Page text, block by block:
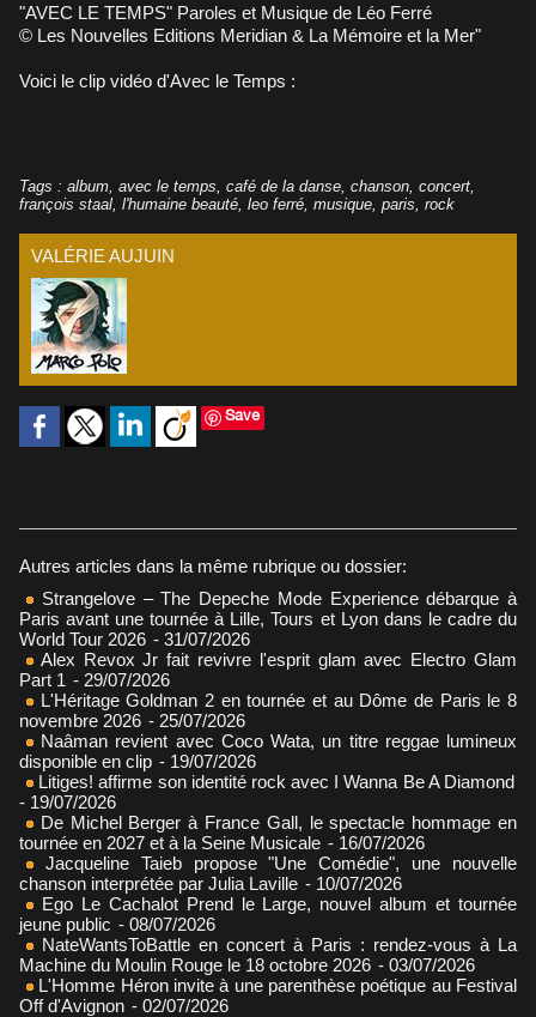
"AVEC LE TEMPS" Paroles et Musique de Léo Ferré
© Les Nouvelles Editions Meridian & La Mémoire et la Mer"
Voici le clip vidéo d'Avec le Temps :
Tags : album avec le temps café de la danse chanson concert
françois staal l'humaine beauté leo ferré musique paris rock
VALÉRIE AUJUIN
Save
Autres articles dans la même rubrique ou dossier:
Strangelove – The Depeche Mode Experience débarque à
Paris avant une tournée à Lille, Tours et Lyon dans le cadre du
World Tour 2026 - 31/07/2026
Alex Revox Jr fait revivre l'esprit glam avec Electro Glam
Part 1 - 29/07/2026
L'Héritage Goldman 2 en tournée et au Dôme de Paris le 8
novembre 2026 - 25/07/2026
Naâman revient avec Coco Wata, un titre reggae lumineux
disponible en clip - 19/07/2026
Litiges! affirme son identité rock avec I Wanna Be A Diamond
- 19/07/2026
De Michel Berger à France Gall, le spectacle hommage en
tournée en 2027 et à la Seine Musicale - 16/07/2026
Jacqueline Taieb propose "Une Comédie", une nouvelle
chanson interprétée par Julia Laville - 10/07/2026
Ego Le Cachalot Prend le Large, nouvel album et tournée
jeune public - 08/07/2026
NateWantsToBattle en concert à Paris : rendez-vous à La
Machine du Moulin Rouge le 18 octobre 2026 - 03/07/2026
L'Homme Héron invite à une parenthèse poétique au Festival
Off d'Avignon - 02/07/2026